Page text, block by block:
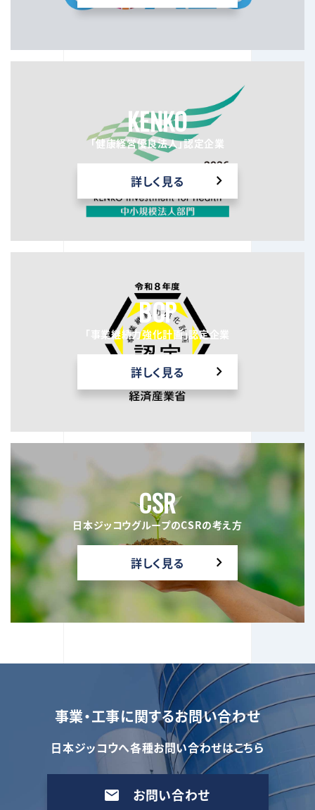
KENKO
「健康経営優良法人」認定企業
詳しく見る
BCP
「事業継続力強化計画」認定企業
詳しく見る
CSR
日本ジッコウグループのCSRの考え方
詳しく見る
事業・工事に関するお問い合わせ
日本ジッコウへ各種お問い合わせはこちら
お問い合わせ